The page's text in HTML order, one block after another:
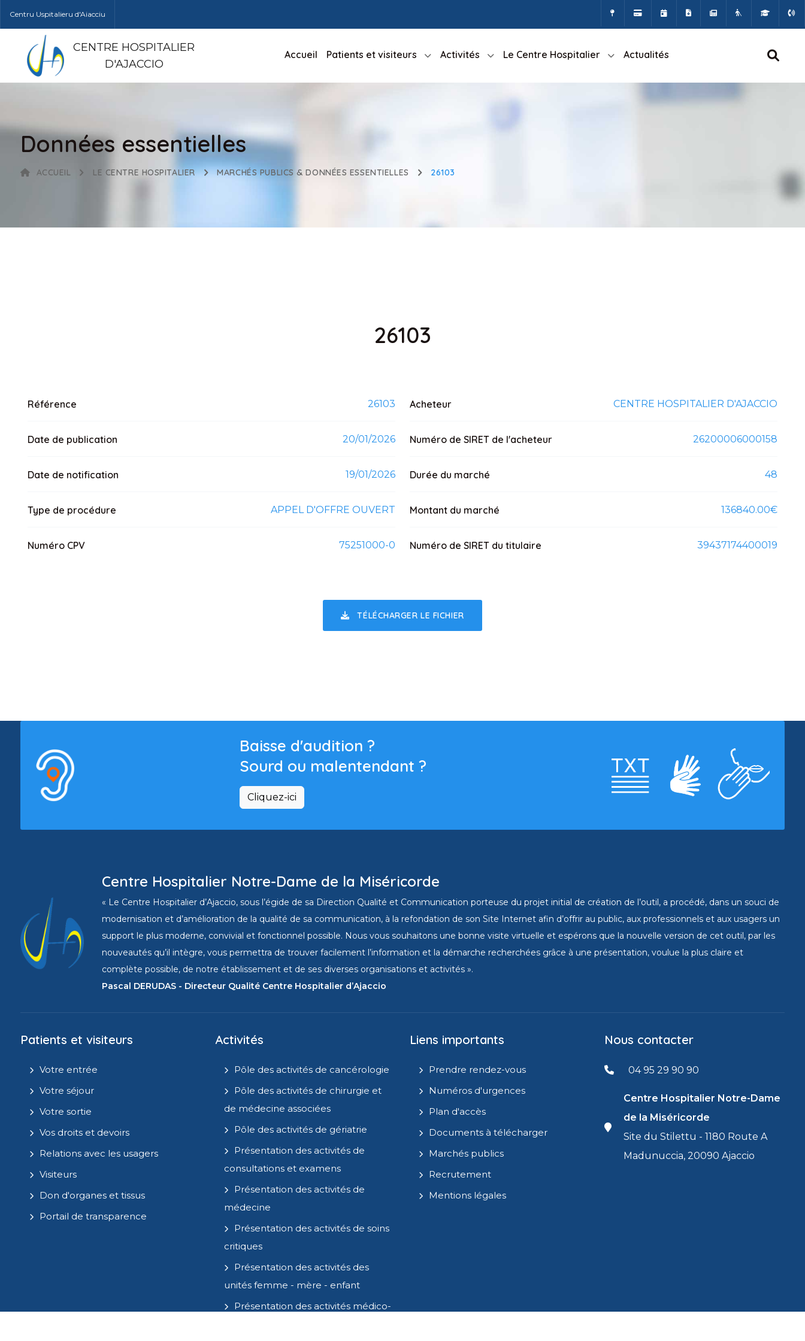
Centru Uspitalieru d'Aiacciu
CENTRE HOSPITALIER
D'AJACCIO
Accueil Patients et visiteurs Activités Le Centre Hospitalier Actualités
Données essentielles
ACCUEIL LE CENTRE HOSPITALIER MARCHÉS PUBLICS & DONNÉES ESSENTIELLES 26103
26103
Référence 26103
Date de publication 20/01/2026
Date de notification 19/01/2026
Type de procédure APPEL D'OFFRE OUVERT
Numéro CPV 75251000-0
Acheteur CENTRE HOSPITALIER D'AJACCIO
Numéro de SIRET de l'acheteur 26200006000158
Durée du marché 48
Montant du marché 136840.00€
Numéro de SIRET du titulaire 39437174400019
TÉLÉCHARGER LE FICHIER
Baisse d'audition ?
Sourd ou malentendant ?
Cliquez-ici
Centre Hospitalier Notre-Dame de la Miséricorde
« Le Centre Hospitalier d’Ajaccio, sous l’égide de sa Direction Qualité et Communication porteuse du projet initial de création de l’outil, a procédé, dans un souci de
modernisation et d’amélioration de la qualité de sa communication, à la refondation de son Site Internet afin d’offrir au public, aux professionnels et aux usagers un
support le plus moderne, convivial et fonctionnel possible. Nous vous souhaitons une bonne visite virtuelle et espérons que la nouvelle version de cet outil, par les
nouveautés qu’il intègre, vous permettra de trouver facilement l’information et la démarche recherchées grâce à une présentation, voulue la plus claire et
complète possible, de notre établissement et de ses diverses organisations et activités ».
Pascal DERUDAS - Directeur Qualité Centre Hospitalier d’Ajaccio
Patients et visiteurs
Votre entrée
Votre séjour
Votre sortie
Vos droits et devoirs
Relations avec les usagers
Visiteurs
Don d'organes et tissus
Portail de transparence
Activités
Pôle des activités de cancérologie
Pôle des activités de chirurgie et
de médecine associées
Pôle des activités de gériatrie
Présentation des activités de
consultations et examens
Présentation des activités de
médecine
Présentation des activités de soins
critiques
Présentation des activités des
unités femme - mère - enfant
Présentation des activités médico-
Liens importants
Prendre rendez-vous
Numéros d'urgences
Plan d'accès
Documents à télécharger
Marchés publics
Recrutement
Mentions légales
Nous contacter
04 95 29 90 90
Centre Hospitalier Notre-Dame
de la Miséricorde
Site du Stilettu - 1180 Route A
Madunuccia, 20090 Ajaccio